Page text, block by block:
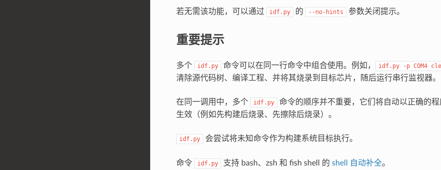
若无需该功能，可以通过 idf.py 的 --no-hints 参数关闭提示。
重要提示
多个 idf.py 命令可以在同一行命令中组合使用。例如， idf.py -p COM4
清除源代码树、编译工程、并将其烧录到目标芯片，随后运行串行监视器。
在同一调用中，多个 idf.py
命令的顺序并不重要，它们将自动以正确的
生效（例如先构建后烧录、先擦除后烧录）。
idf.py 会尝试将未知命令作为构建系统目标执行。
命令 idf.py 支持 bash、zsh 和 fish shell 的 shell 自动补全。